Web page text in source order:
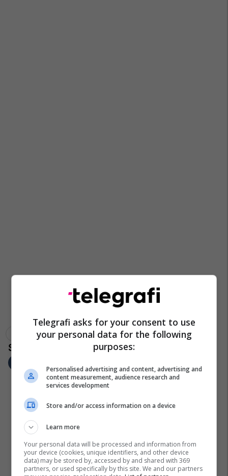
Negotina Gostivari Spb Tetovë
Telegrafi asks for your consent to use
your personal data for the following
purposes:
Personalised advertising and content, advertising and
content measurement, audience research and
services development
Store and/or access information on a device
Learn more
Your personal data will be processed and information from
your device (cookies, unique identifiers, and other device
data) may be stored by, accessed by and shared with 369
partners, or used specifically by this site. We and our partners